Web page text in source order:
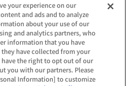
your experience on our
and ads and to analyze
about your use of our
and analytics partners, who
information that you have
have collected from your
have the right to opt out of our
you with our partners. Please
Information] to customize